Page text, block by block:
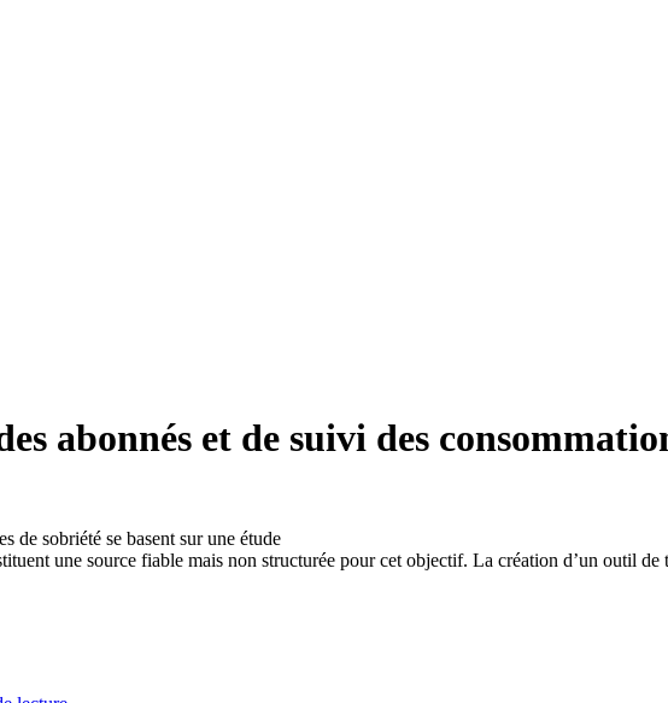
abonnés et de suivi des
de sobriété se basent sur une étude
une source fiable mais non structurée pour cet objectif. La création d’un outil de